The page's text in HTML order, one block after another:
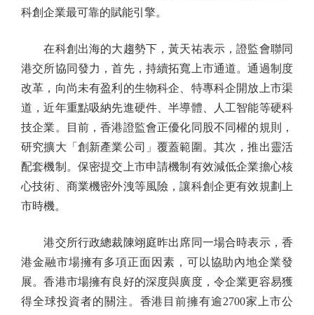
科創企業最可靠的賦能引擎。
在科創出海的大趨勢下，黃天祐表示，證監會聯同
港交所協同發力，首先，持續拓寬上市通道。通過制度
改革，向尚未有盈利的生物科企、特專科企開放上市渠
道，近年重點吸納先進硬件、半導體、人工智能等硬科
技企業。目前，香港證監會正優化同股不同權的規則，
研究擴大「創新產業公司」覆蓋範圍。其次，推出靈活
配套機制。保密提交上市申請機制有效減低企業擔心核
心技術、商業機密外洩等風險，讓科創企更有效規劃上
市時機。
港交所行政總裁陳翊庭昨出席同一場合時表示，香
港金融市場擁有多項正面因素，可以協助內地企業發
展。香港市場擁有良好的深度與廣度，令企業更容易獲
得全球投資者的關注。香港目前擁有逾2700家上市公